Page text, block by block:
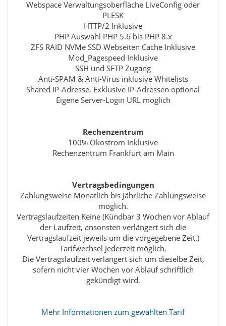
Webspace Verwaltungsoberfläche LiveConfig oder
PLESK
HTTP/2 Inklusive
PHP Auswahl PHP 5.6 bis PHP 8.x
ZFS RAID NVMe SSD Webseiten Cache Inklusive
Mod_Pagespeed Inklusive
SSH und SFTP Zugang
Anti-SPAM & Anti-Virus inklusive Whitelists
Shared IP-Adresse, Exklusive IP-Adressen optional
Eigene Server-Login URL möglich
Rechenzentrum
100% Ökostrom Inklusive
Rechenzentrum Frankfurt am Main
Vertragsbedingungen
Zahlungsweise Monatlich bis Jährliche Zahlungsweise
möglich.
Vertragslaufzeiten Keine (Kündbar 3 Wochen vor Ablauf
der Laufzeit, ansonsten verlängert sich die
Vertragslaufzeit jeweils um die vorgegebene Zeit.)
Tarifwechsel Jederzeit möglich.
Die Vertragslaufzeit verlängert sich um dieselbe Zeit,
sofern nicht vier Wochen vor Ablauf schriftlich
gekündigt wird.
Mehr Informationen zum gewählten Tarif